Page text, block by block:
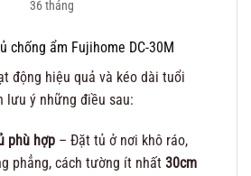
36 tháng
chống ẩm Fujihome DC-30M
động hiệu quả và kéo dài tuổi
lưu ý những điều sau:
phù hợp– Đặt tủ ở nơi khô ráo,
phẳng, cách tường ít nhất 30cm